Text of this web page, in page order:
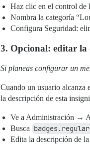
Haz clic en el control de
Nombra la categoría
Configura Seguridad:
3. Opcional: editar la
Si planeas configurar un
Cuando un usuario alcanza
la descripción de esta
Ve a Administración →
Busca
Edita la descripción de